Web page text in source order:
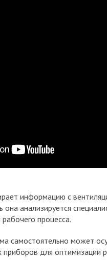
информацию с
она анализируется
процесса.
самостоятельно может
приборов для